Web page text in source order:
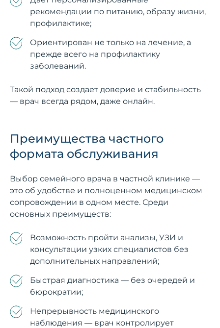
рекомендации по питанию, образу жизни,
профилактике;
Ориентирован не только на лечение, а
прежде всего на профилактику
заболеваний.
Такой подход создает доверие и стабильность
— врач всегда рядом, даже онлайн.
Преимущества частного
формата обслуживания
Выбор семейного врача в частной клинике —
это об удобстве и полноценном медицинском
сопровождении в одном месте. Среди
основных преимуществ:
Возможность пройти анализы, УЗИ и
консультации узких специалистов без
дополнительных направлений;
Быстрая диагностика — без очередей и
бюрократии;
Непрерывность медицинского
наблюдения — врач контролирует